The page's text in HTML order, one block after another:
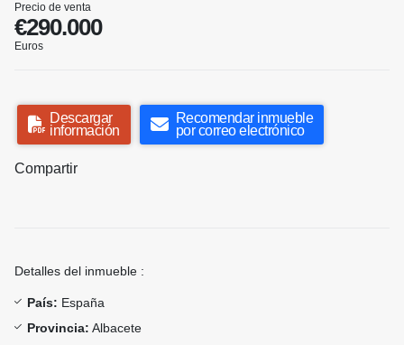
Precio de venta
€290.000
Euros
Descargar
información
Recomendar inmueble
por correo electrónico
Compartir
Detalles del inmueble :
País: España
Provincia: Albacete